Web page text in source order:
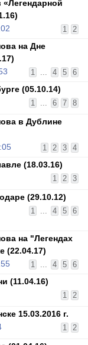
1 2
на Дне
1 ... 4 5 6
(05.10.14)
1 ... 6 7 8
в Дублине
1 2 3 4
(18.03.16)
1 2 3
(29.10.12)
1 ... 4 5 6
на "Легендах
(22.04.17)
1 ... 4 5 6
(11.04.16)
1 2
15.03.2016 г.
1 2